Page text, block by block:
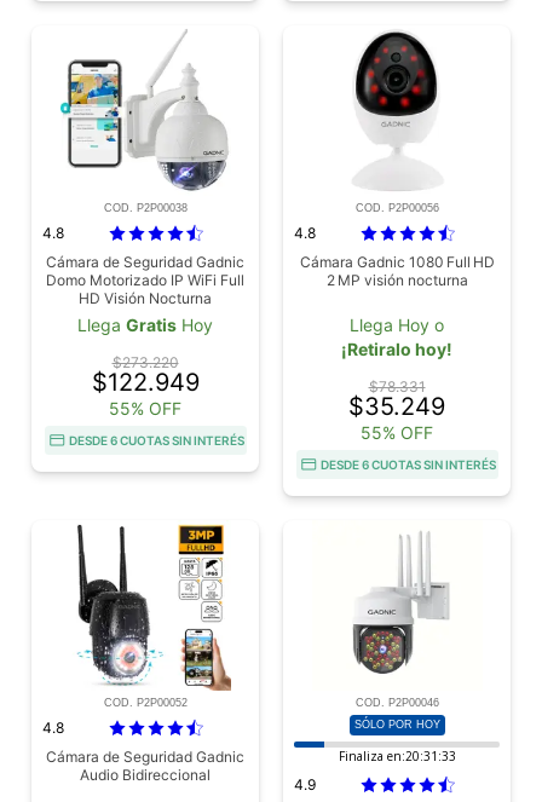
COD. P2P00038
4.8
Cámara de Seguridad Gadnic
Domo Motorizado IP WiFi Full
HD Visión Nocturna
Llega Gratis Hoy
$273.220
$122.949
55% OFF
DESDE 6 CUOTAS SIN INTERÉS
COD. P2P00056
4.8
Cámara Gadnic 1080 Full HD
2 MP visión nocturna
Llega Hoy o
¡Retiralo hoy!
$78.331
$35.249
55% OFF
DESDE 6 CUOTAS SIN INTERÉS
COD. P2P00052
4.8
Cámara de Seguridad Gadnic
Audio Bidireccional
COD. P2P00046
SÓLO POR HOY
Finaliza en:20:31:31
4.9